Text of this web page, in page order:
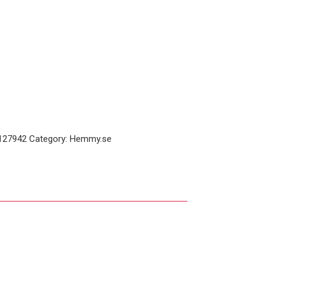
Category: Hemmy.se